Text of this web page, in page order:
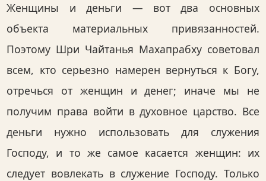
Женщины и деньги — вот два основных
объекта материальных привязанностей.
Поэтому Шри Чайтанья Махапрабху советовал
всем, кто серьезно намерен вернуться к Богу,
отречься от женщин и денег; иначе мы не
получим права войти в духовное царство. Все
деньги нужно использовать для служения
Господу, и то же самое касается женщин: их
следует вовлекать в служение Господу. Только